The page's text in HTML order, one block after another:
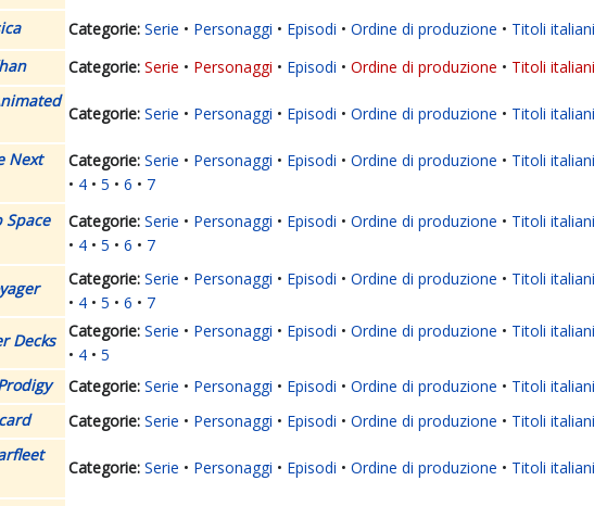
Serie Personaggi Episodi Ordine di produzione Titoli italiani
Serie Personaggi Episodi Ordine di produzione Titoli italiani
Serie Personaggi Episodi Ordine di produzione Titoli italiani
Next
Serie Personaggi Episodi Ordine di produzione Titoli italiani
4
5 6
7
Space
Serie Personaggi Episodi Ordine di produzione Titoli italiani
4
5 6 7
Serie Personaggi Episodi Ordine di produzione Titoli italiani
4
5 6
7
Decks
Serie Personaggi Episodi Ordine di produzione Titoli italiani
4
5
Serie Personaggi Episodi Ordine di produzione Titoli italiani
Serie Personaggi Episodi Ordine di produzione Titoli italiani
Serie Personaggi Episodi Ordine di produzione Titoli italiani